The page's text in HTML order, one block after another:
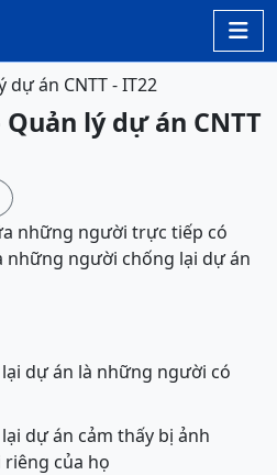

dự án CNTT - IT22
Quản lý dự án CNTT
những người trực tiếp có
những người chống lại dự án
dự án là những người có
dự án cảm thấy bị ảnh
của họ